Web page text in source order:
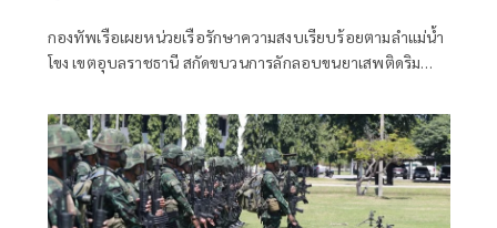
กองทัพเรือเผยหน่วยเรือรักษาความสงบเรียบร้อยตามลำแม่น้ำ
โขง เขตอุบลราชธานี สกัดขบวนการลักลอบขนยาเสพติดริม